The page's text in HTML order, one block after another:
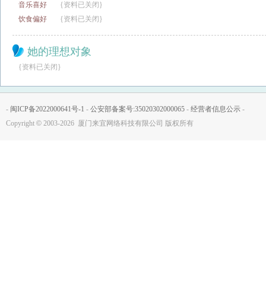
音乐喜好
{资料已关闭}
饮食偏好
{资料已关闭}
她的理想对象
{资料已关闭}
- 闽ICP备2022000641号-1 - 公安部备案号:35020302000065 - 经营者信息公示 -
Copyright © 2003-2026 厦门来宜网络科技有限公司 版权所有